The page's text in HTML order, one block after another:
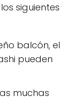
siguientes
balcón, el
pueden
muchas